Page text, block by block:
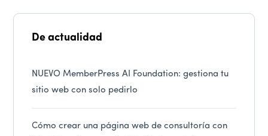
De actualidad
NUEVO MemberPress AI Foundation: gestiona tu
sitio web con solo pedirlo
Cómo crear una página web de consultoría con